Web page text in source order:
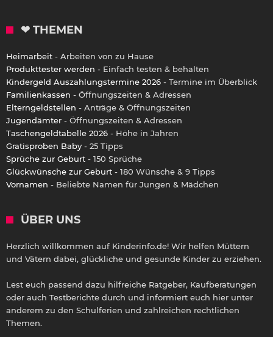
❤ THEMEN
Heimarbeit - Arbeiten von zu Hause
Produkttester werden - Einfach testen & behalten
Kindergeld Auszahlungstermine 2026 - Termine im Überblick
Familienkassen - Öffnungszeiten & Adressen
Elterngeldstellen - Anträge & Öffnungszeiten
Jugendämter - Öffnungszeiten & Adressen
Taschengeldtabelle 2026 - Höhe in Jahren
Gratisproben Baby - 25 Tipps
Sprüche zur Geburt - 150 Sprüche
Glückwünsche zur Geburt - 180 Wünsche & 9 Tipps
Vornamen - Beliebte Namen für Jungen & Mädchen
ÜBER UNS
Herzlich willkommen auf Kinderinfo.de! Wir helfen Müttern
und Vätern dabei, glückliche und gesunde Kinder zu erziehen.
Lest euch passend dazu hilfreiche Ratgeber, Kaufberatungen
oder auch Testberichte durch und informiert euch hier unter
anderem zu den Schulferien und zahlreichen rechtlichen
Themen.